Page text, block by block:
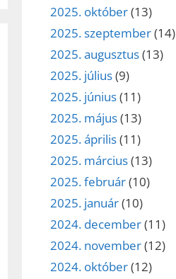
2025. október(13)
2025. szeptember(14)
2025. augusztus(13)
2025. július(9)
2025. június(11)
2025. május(13)
2025. április(11)
2025. március(13)
2025. február(10)
2025. január(10)
2024. december(11)
2024. november(12)
2024. október(12)